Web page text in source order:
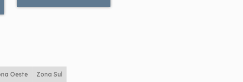
Oeste Zona Sul